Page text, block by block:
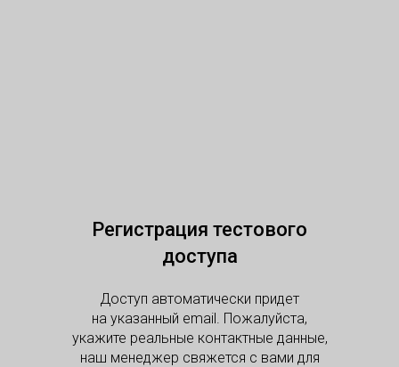
Регистрация тестового
доступа
Доступ автоматически придет
на указанный email. Пожалуйста,
укажите реальные контактные данные,
наш менеджер свяжется с вами для